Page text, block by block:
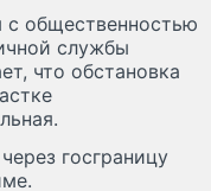
с общественностью
службы
что обстановка
госграницу